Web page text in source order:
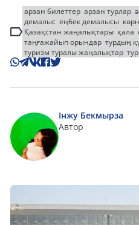
арзан билеттер арзан турлар
демалыс еңбек демалысы
Қазақстан жаңалықтары қала
таңғажайып орындар турдың
туризм туралы жаңалықтар
Інжу Бекмырза
Автор